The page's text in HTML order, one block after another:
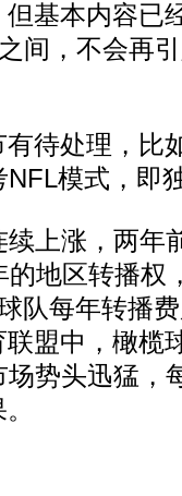
基本内容已
间，不会再
待处理，比
模式，即
上涨，两年
地区转播权
队每年转播
联盟中，橄榄
势头迅猛，